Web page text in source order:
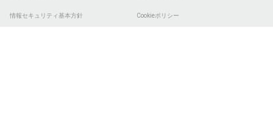
情報セキュリティ基本方針 Cookieポリシー